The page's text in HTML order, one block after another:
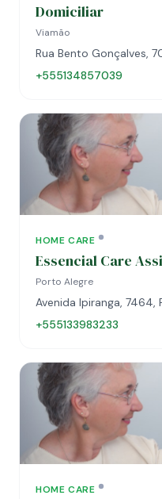
Domiciliar
Viamão
Rua Bento Gonçalves,
+555134857039
HOME CARE
Essencial Care
Porto Alegre
Avenida Ipiranga,
+555133983233
HOME CARE